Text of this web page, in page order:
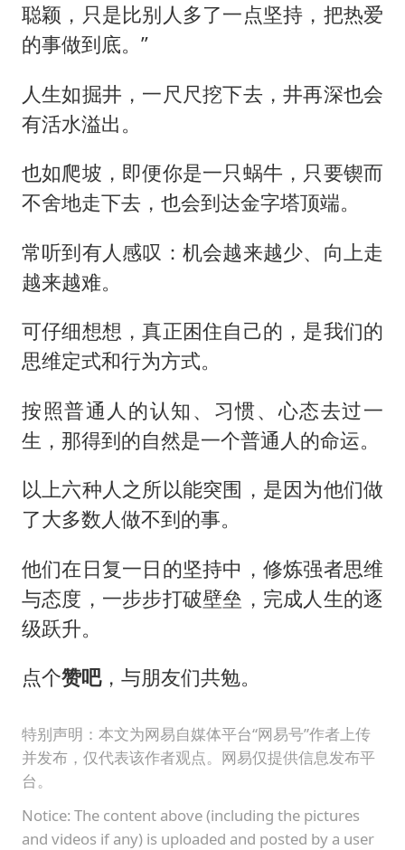
聪颖，只是比别人多了一点坚持，把热爱
的事做到底。”
人生如掘井，一尺尺挖下去，井再深也会
有活水溢出。
也如爬坡，即便你是一只蜗牛，只要锲而
不舍地走下去，也会到达金字塔顶端。
常听到有人感叹：机会越来越少、向上走
越来越难。
可仔细想想，真正困住自己的，是我们的
思维定式和行为方式。
按照普通人的认知、习惯、心态去过一
生，那得到的自然是一个普通人的命运。
以上六种人之所以能突围，是因为他们做
了大多数人做不到的事。
他们在日复一日的坚持中，修炼强者思维
与态度，一步步打破壁垒，完成人生的逐
级跃升。
点个赞吧，与朋友们共勉。
特别声明：本文为网易自媒体平台“网易号”作者上传
并发布，仅代表该作者观点。网易仅提供信息发布平
台。
Notice: The content above (including the pictures
and videos if any) is uploaded and posted by a user